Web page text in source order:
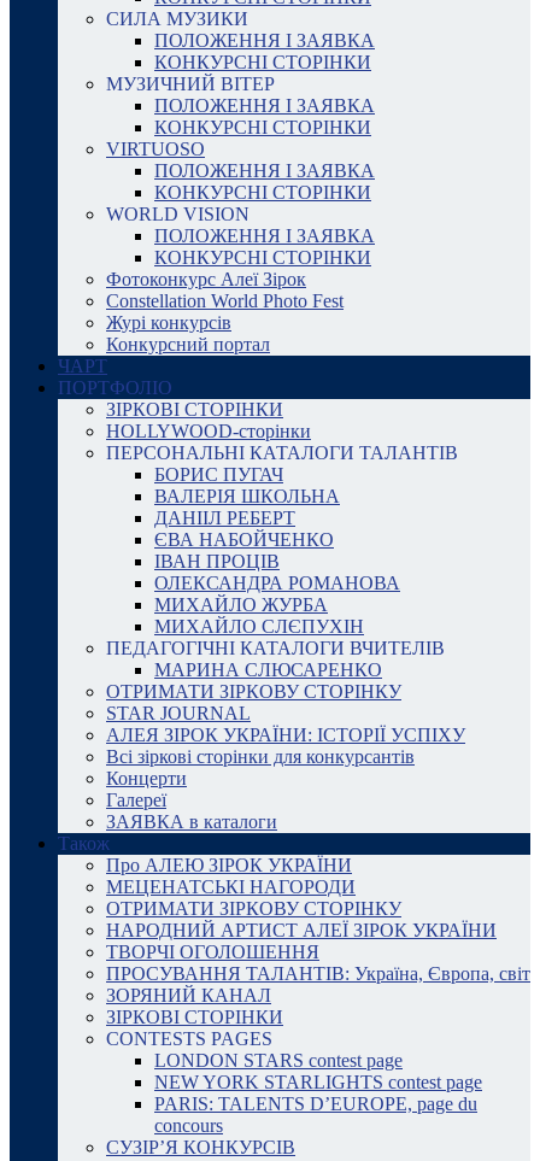
СИЛА МУЗИКИ
ПОЛОЖЕННЯ І ЗАЯВКА
КОНКУРСНІ СТОРІНКИ
МУЗИЧНИЙ ВІТЕР
ПОЛОЖЕННЯ І ЗАЯВКА
КОНКУРСНІ СТОРІНКИ
VIRTUOSO
ПОЛОЖЕННЯ І ЗАЯВКА
КОНКУРСНІ СТОРІНКИ
WORLD VISION
ПОЛОЖЕННЯ І ЗАЯВКА
КОНКУРСНІ СТОРІНКИ
Фотоконкурс Алеї Зірок
Constellation World Photo Fest
Журі конкурсів
Конкурсний портал
ЧАРТ
ПОРТФОЛІО
ЗІРКОВІ СТОРІНКИ
HOLLYWOOD-сторінки
ПЕРСОНАЛЬНІ КАТАЛОГИ ТАЛАНТІВ
БОРИС ПУГАЧ
ВАЛЕРІЯ ШКОЛЬНА
ДАНІІЛ РЕБЕРТ
ЄВА НАБОЙЧЕНКО
ІВАН ПРОЦІВ
ОЛЕКСАНДРА РОМАНОВА
МИХАЙЛО ЖУРБА
МИХАЙЛО СЛЄПУХІН
ПЕДАГОГІЧНІ КАТАЛОГИ ВЧИТЕЛІВ
МАРИНА СЛЮСАРЕНКО
ОТРИМАТИ ЗІРКОВУ СТОРІНКУ
STAR JOURNAL
АЛЕЯ ЗІРОК УКРАЇНИ: ІСТОРІЇ УСПІХУ
Всі зіркові сторінки для конкурсантів
Концерти
Галереї
ЗАЯВКА в каталоги
Також
Про АЛЕЮ ЗІРОК УКРАЇНИ
МЕЦЕНАТСЬКІ НАГОРОДИ
ОТРИМАТИ ЗІРКОВУ СТОРІНКУ
НАРОДНИЙ АРТИСТ АЛЕЇ ЗІРОК УКРАЇНИ
ТВОРЧІ ОГОЛОШЕННЯ
ПРОСУВАННЯ ТАЛАНТІВ: Україна, Європа, світ
ЗОРЯНИЙ КАНАЛ
ЗІРКОВІ СТОРІНКИ
CONTESTS PAGES
LONDON STARS contest page
NEW YORK STARLIGHTS contest page
PARIS: TALENTS D’EUROPE, page du
concours
СУЗІР’Я КОНКУРСІВ